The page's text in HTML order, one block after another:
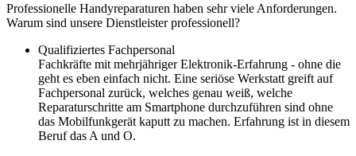
Professionelle Handyreparaturen haben sehr viele Anforderungen.
Warum sind unsere Dienstleister professionell?
Qualifiziertes Fachpersonal
Fachkräfte mit mehrjähriger Elektronik-Erfahrung - ohne die
geht es eben einfach nicht. Eine seriöse Werkstatt greift auf
Fachpersonal zurück, welches genau weiß, welche
Reparaturschritte am Smartphone durchzuführen sind ohne
das Mobilfunkgerät kaputt zu machen. Erfahrung ist in diesem
Beruf das A und O.